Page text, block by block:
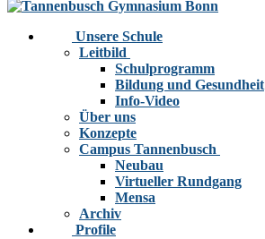
Unsere Schule
Leitbild
Schulprogramm
Bildung und Gesundheit
Info-Video
Über uns
Konzepte
Campus Tannenbusch
Neubau
Virtueller Rundgang
Mensa
Archiv
Profile